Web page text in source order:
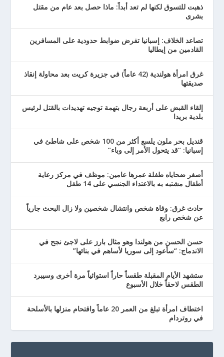
ذهبت للتسوق لكنها لم تعد أبداً: ماذا حصل بعد عام من مقتل
بشرى
تصاعد الخلاف: إسبانيا تفرض ضوابط حدودية على المسافرين
القادمين من إيطاليا
غرق امرأة هولندية (42 عاماً) في جزيرة كريت بعد محاولة إنقاذ
صديقتها
إلقاء القبض على أربعة رجال بتهمة توجيه تهديدات بالقتل لرئيس
بلدية بريدا
قنديل بحر ملون يلسع أكثر من 100 شخص على شاطئ في
إسبانيا: “قد يتحول الأمر إلى وباء”
أصغر ضحاياه طفلة عمرها عامين: موظف في مركز رعاية
أطفال مشتبه به بالاعتداء الجنسي على 14 طفل
حادث غرق: وفاة شخص وانتشال شخصين ولا زال البحث جارياً
عن شخص رابع
حسن الحسن من هولندا وهو مثال بارز على لاجئ نجح في
الاندماج: “سأعود إلى سوريا لأساهم في بنائها”
ستشهد الأيام المقبلة طقساً حاراً استوائياً مرة أخرى وسيبرد
الطقس لاحقاً خلال الأسبوع
اختطاف امرأة تبلغ من العمر 20 عاماً واقتحام منزلها بالأسلحة
في روتردام